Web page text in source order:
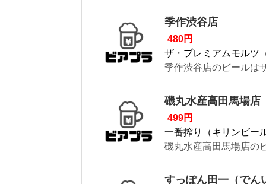
季作渋谷店
480円
ザ・プレミアムモルツ
季作渋谷店のビールは
磯丸水産高田馬場店
499円
一番搾り（キリンビー
磯丸水産高田馬場店の
すっぽん田一（でん